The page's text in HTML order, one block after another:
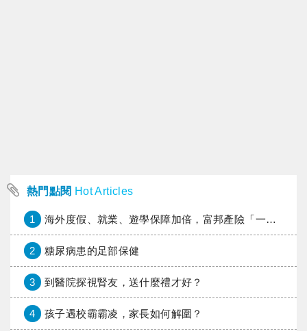
熱門點閱 Hot Articles
1 海外度假、就業、遊學保障加倍，富邦產險「一期逐夢」專案加碼遠距醫療與緊急救援
2 糖尿病患的足部保健
3 到醫院探視腎友，送什麼禮才好？
4 孩子遇校霸霸凌，家長如何解圍？